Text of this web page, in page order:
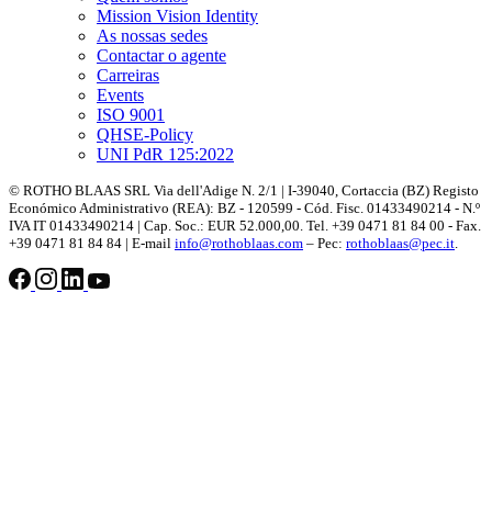
Mission Vision Identity
As nossas sedes
Contactar o agente
Carreiras
Events
ISO 9001
QHSE-Policy
UNI PdR 125:2022
© ROTHO BLAAS SRL Via dell'Adige N. 2/1 | I-39040, Cortaccia (BZ) Registo
Económico Administrativo (REA): BZ - 120599 - Cód. Fisc. 01433490214 - N.º
IVA IT 01433490214 | Cap. Soc.: EUR 52.000,00. Tel. +39 0471 81 84 00 - Fax.
+39 0471 81 84 84 | E-mail info@rothoblaas.com – Pec: rothoblaas@pec.it.